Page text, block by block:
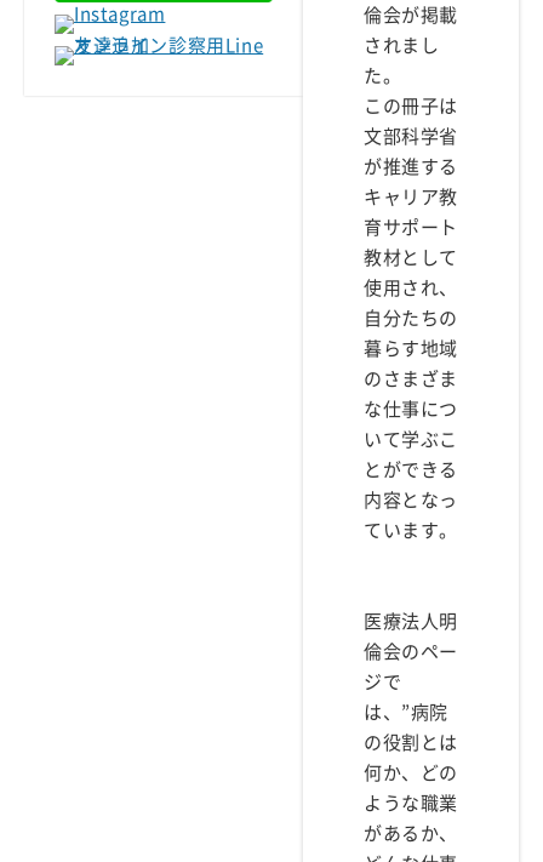
倫会が掲載
されまし
た。
この冊子は
文部科学省
が推進する
キャリア教
育 サポート
教材として
使用され、
自分たちの
暮らす地域
のさまざま
な仕事につ
いて学ぶこ
とができる
内容となっ
ています。
医療法人明
倫会のペー
ジで
は、”病院
の役割とは
何か、どの
ような職業
があるか、